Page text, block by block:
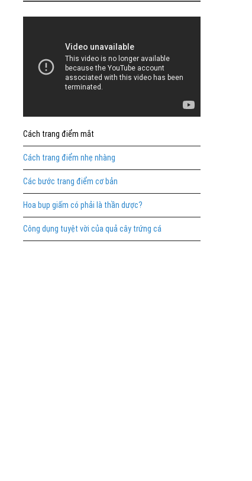
Cách trang điểm mắt
Cách trang điểm nhẹ nhàng
Các bước trang điểm cơ bản
Hoa bụp giấm có phải là thần dược?
Công dụng tuyệt vời của quả cây trứng cá